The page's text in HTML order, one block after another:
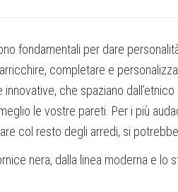
fondamentali per dare
completare e
innovative, che spaziano
le vostre pareti. Per i più
col resto degli arredi, si
nera, dalla linea moderna e